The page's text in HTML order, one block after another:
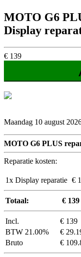
MOTO G6
Display
€ 139
Maandag 10 august
MOTO G6 PLUS
Reparatie kosten:
1x Display reparatie €
Totaal: € 139
Incl.
€ 139
BTW 21.00%
€
Bruto
€